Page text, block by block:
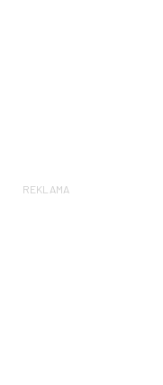
REKLAMA